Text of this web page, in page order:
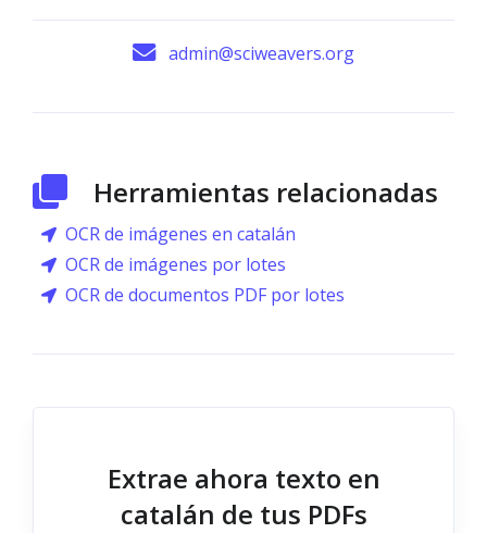
admin@sciweavers.org
Herramientas relacionadas
OCR de imágenes en catalán
OCR de imágenes por lotes
OCR de documentos PDF por lotes
Extrae ahora texto en
catalán de tus PDFs